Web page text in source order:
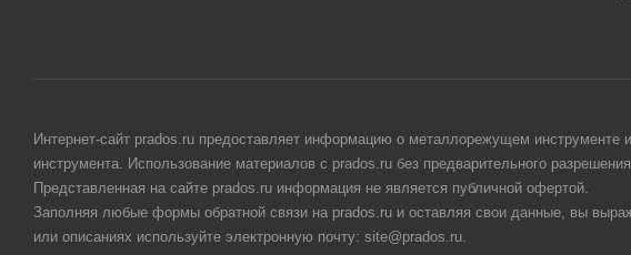
Интернет-сайт prados.ru предоставляет информацию о металлорежущем инструменте
инструмента. Использование материалов с prados.ru без предварительного
Представленная на сайте prados.ru информация не является публичной офертой.
Заполняя любые формы обратной связи на prados.ru и оставляя свои данные, вы
или описаниях используйте электронную почту: site@prados.ru.